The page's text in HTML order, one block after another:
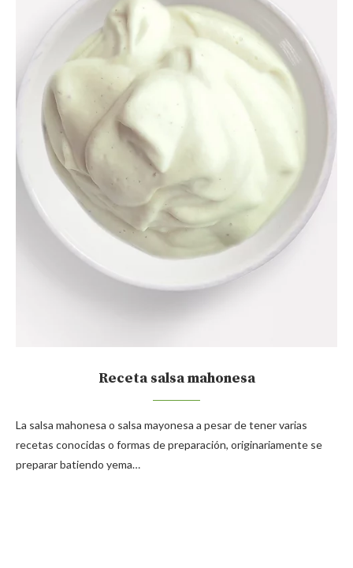
Receta salsa mahonesa
La salsa mahonesa o salsa mayonesa a pesar de tener varias
recetas conocidas o formas de preparación, originariamente se
preparar batiendo yema…